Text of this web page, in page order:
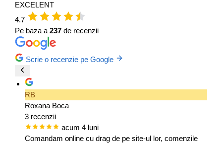
EXCELENT
4.7
Pe baza a237 de recenzii
Scrie o recenzie pe Google
RB
Roxana Boca
3 recenzii
acum 4 luni
Comandam online cu drag de pe site-ul lor, comenzile